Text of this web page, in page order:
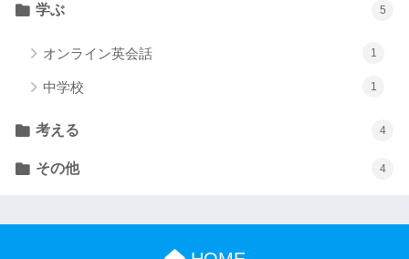
学ぶ 5
オンライン英会話 1
中学校 1
考える 4
その他 4